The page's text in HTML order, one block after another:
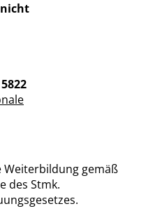
nicht
Weiterbildung gemäß
des Stmk.